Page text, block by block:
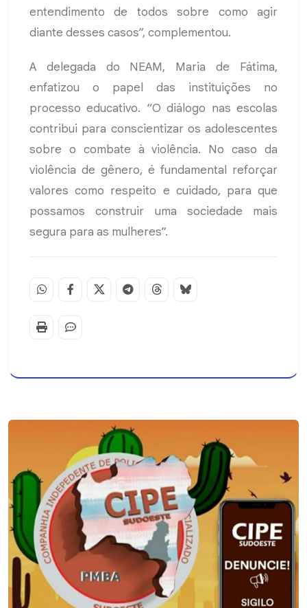
entendimento de todos sobre como agir
diante desses casos”, complementou.
A delegada do NEAM, Maria de Fátima,
enfatizou o papel das instituições no
processo educativo. “O diálogo nas escolas
contribui para conscientizar os adolescentes
sobre o combate à violência. No caso da
violência de gênero, é fundamental reforçar
valores como respeito e cuidado, para que
possamos construir uma sociedade mais
segura para as mulheres”.